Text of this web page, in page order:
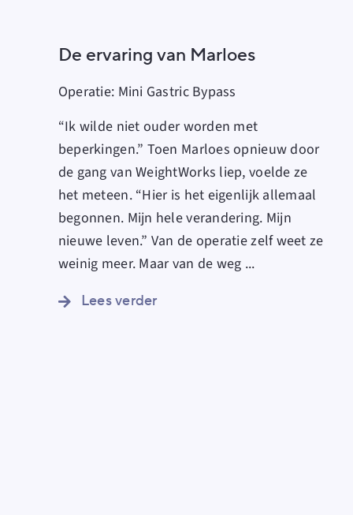
De ervaring van Marloes
Operatie: Mini Gastric Bypass
“Ik wilde niet ouder worden met
beperkingen.” Toen Marloes opnieuw door
de gang van WeightWorks liep, voelde ze
het meteen. “Hier is het eigenlijk allemaal
begonnen. Mijn hele verandering. Mijn
nieuwe leven.” Van de operatie zelf weet ze
weinig meer. Maar van de weg ...
Lees verder